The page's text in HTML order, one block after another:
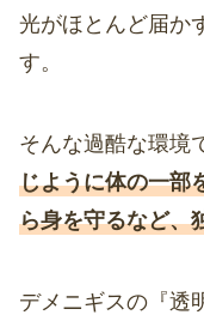
光がほとんど届か
す。
そんな過酷な環境
じように体の一部
ら身を守るなど、
デメニギスの『透